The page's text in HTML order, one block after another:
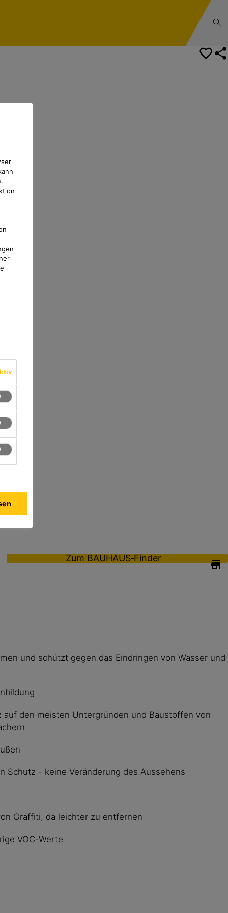
Zum BAUHAUS‑Finder
und schützt gegen das Eindringen von Wasser und
auf den meisten Untergründen und Baustoffen von
Schutz - keine Veränderung des Aussehens
Graffiti, da leichter zu entfernen
VOC-Werte
Zum BAUHAUS‑Finder